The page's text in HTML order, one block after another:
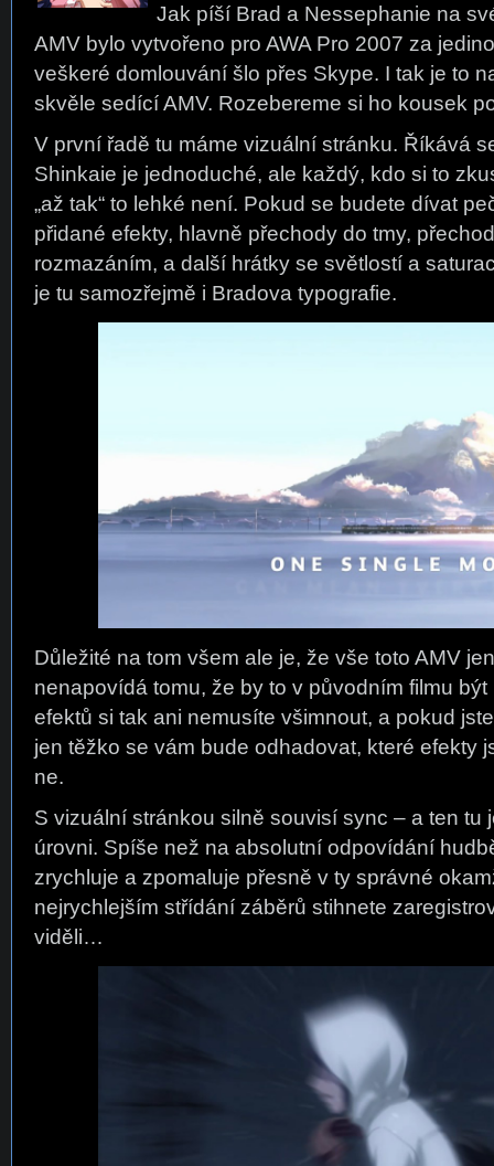
Jak píší Brad a Nessephanie na
AMV bylo vytvořeno pro AWA Pro 2007 za
veškeré domlouvání šlo přes Skype. I tak je to
skvěle sedící AMV. Rozebereme si ho kousek
V první řadě tu máme vizuální stránku. Říkává
Shinkaie je jednoduché, ale každý, kdo si to
„až tak“ to lehké není. Pokud se budete dívat
přidané efekty, hlavně přechody do tmy,
rozmazáním, a další hrátky se světlostí a
je tu samozřejmě i Bradova typografie.
Důležité na tom všem ale je, že vše toto AMV
nenapovídá tomu, že by to v původním filmu
efektů si tak ani nemusíte všimnout, a pokud
jen těžko se vám bude odhadovat, které efekty
ne.
S vizuální stránkou silně souvisí sync – a ten tu
úrovni. Spíše než na absolutní odpovídání
zrychluje a zpomaluje přesně v ty správné
nejrychlejším střídání záběrů stihnete
viděli…